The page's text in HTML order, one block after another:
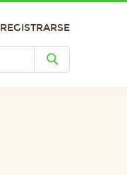
REGISTRARSE